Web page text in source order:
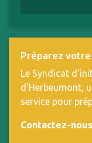
Préparez
Le Syndicat
d'Herbeumont,
service pour
Contactez-nous